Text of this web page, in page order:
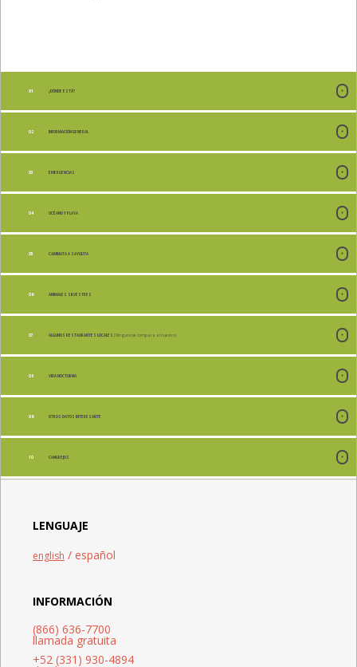
¿DÓNDE ESTÁ?
INFORMACIÓN GENERAL
EMERGENCIAS
OCÉANO Y PLAYA
CAMINATA A SAYULITA
ANIMALES SILVESTRES
ALGUNOS RESTAURANTES LOCALES ( Ninguno se compara al nuestro)
VIDA NOCTURNA
OTROS DATOS INTERESANTE
CANGREJOS
LENGUAJE
english / español
INFORMACIÓN
(866) 636-7700
llamada gratuita
+52 (331) 930-4894